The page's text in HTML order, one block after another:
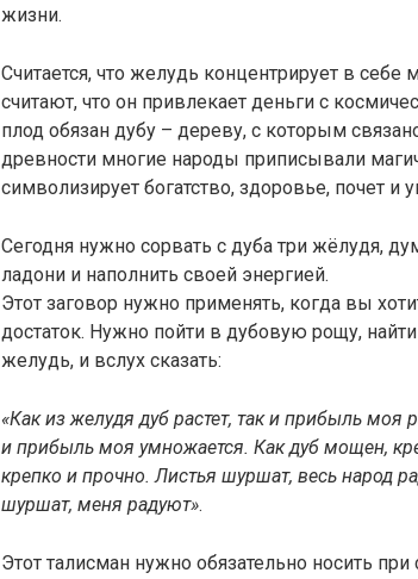
жизни.
Считается, что желудь концентрирует в
считают, что он привлекает деньги с
плод обязан дубу – дереву, с которым
древности многие народы приписывали
символизирует богатство, здоровье, почет и
Сегодня нужно сорвать с дуба три жёлудя,
ладони и наполнить своей энергией.
Этот заговор нужно применять, когда вы
достаток. Нужно пойти в дубовую рощу,
желудь, и вслух сказать:
«Как из желудя дуб растет, так и прибыль моя
и прибыль моя умножается. Как дуб мощен,
крепко и прочно. Листья шуршат, весь народ
шуршат, меня радуют».
Этот талисман нужно обязательно носить